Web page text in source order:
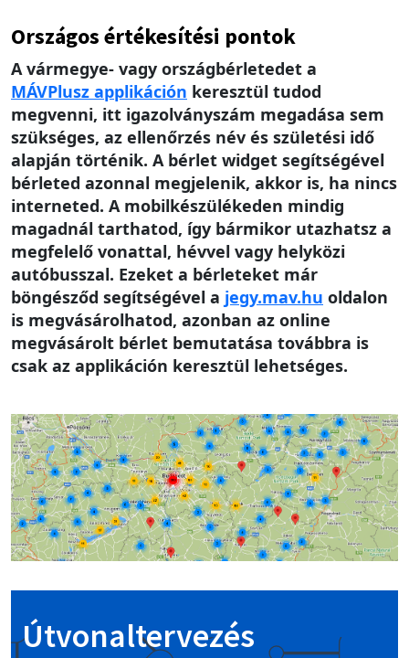
Országos értékesítési pontok
A vármegye- vagy országbérletedet a
MÁVPlusz applikáción keresztül tudod
megvenni, itt igazolványszám megadása sem
szükséges, az ellenőrzés név és születési idő
alapján történik. A bérlet widget segítségével
bérleted azonnal megjelenik, akkor is, ha nincs
interneted. A mobilkészülékeden mindig
magadnál tarthatod, így bármikor utazhatsz a
megfelelő vonattal, hévvel vagy helyközi
autóbusszal. Ezeket a bérleteket már
böngésződ segítségével a jegy.mav.hu oldalon
is megvásárolhatod, azonban az online
megvásárolt bérlet bemutatása továbbra is
csak az applikáción keresztül lehetséges.
Image
Útvonaltervezés